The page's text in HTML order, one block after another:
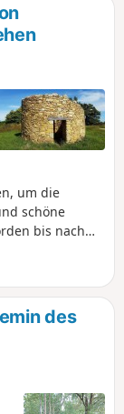
um die
schöne
bis nach
genießen.
des